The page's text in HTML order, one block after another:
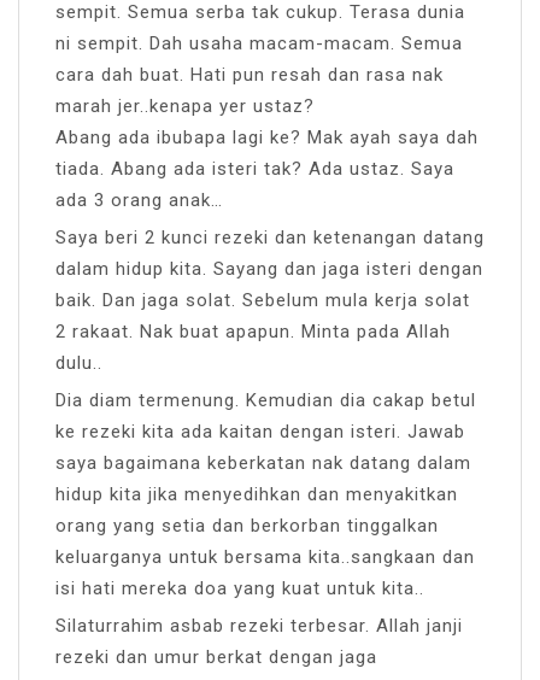
sempit. Semua serba tak cukup. Terasa dunia
ni sempit. Dah usaha macam-macam. Semua
cara dah buat. Hati pun resah dan rasa nak
marah jer..kenapa yer ustaz?
Abang ada ibubapa lagi ke? Mak ayah saya dah
tiada. Abang ada isteri tak? Ada ustaz. Saya
ada 3 orang anak…
Saya beri 2 kunci rezeki dan ketenangan datang
dalam hidup kita. Sayang dan jaga isteri dengan
baik. Dan jaga solat. Sebelum mula kerja solat
2 rakaat. Nak buat apapun. Minta pada Allah
dulu..
Dia diam termenung. Kemudian dia cakap betul
ke rezeki kita ada kaitan dengan isteri. Jawab
saya bagaimana keberkatan nak datang dalam
hidup kita jika menyedihkan dan menyakitkan
orang yang setia dan berkorban tinggalkan
keluarganya untuk bersama kita..sangkaan dan
isi hati mereka doa yang kuat untuk kita..
Silaturrahim asbab rezeki terbesar. Allah janji
rezeki dan umur berkat dengan jaga